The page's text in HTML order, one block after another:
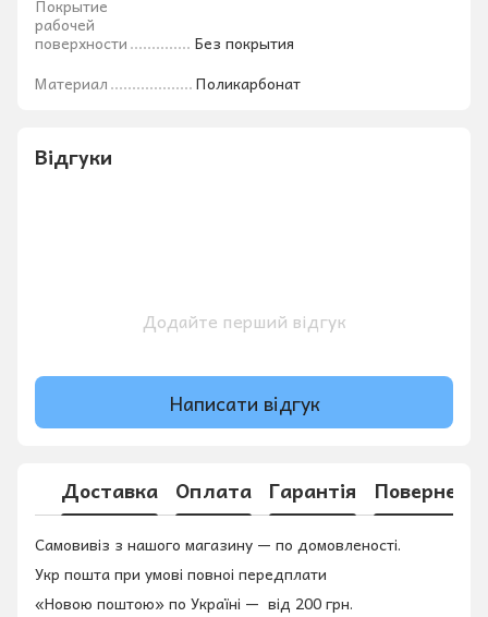
Покрытие
рабочей
поверхности
Без покрытия
Материал
Поликарбонат
Відгуки
Додайте перший відгук
Написати відгук
Доставка Оплата Гарантія
Самовивіз з нашого магазину — по домовленості.
Укр пошта при умові повноі передплати
«Новою поштою» по Україні — від 200 грн.